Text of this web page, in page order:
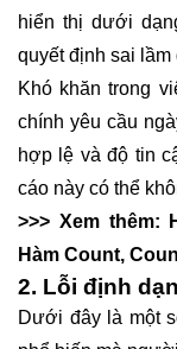
hiển thị dưới
quyết định sai
Khó khăn trong
chính yêu cầu
hợp lệ và độ tin
cáo này có thể
>>> Xem thêm:
Hàm Count,
2. Lỗi định
Dưới đây là một